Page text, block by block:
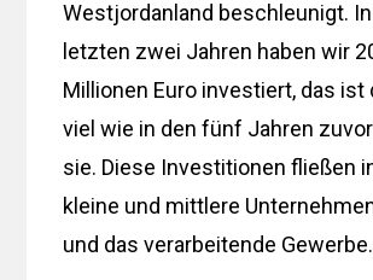
Westjordanland beschleunigt.
letzten zwei Jahren haben wir
Millionen Euro investiert, das ist
viel wie in den fünf Jahren
sie. Diese Investitionen fließen
kleine und mittlere
und das verarbeitende Gewerbe.